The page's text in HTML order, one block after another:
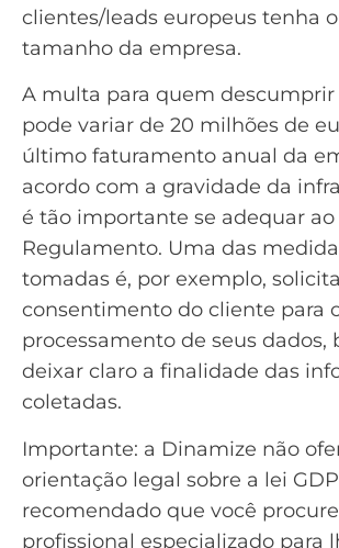
clientes/leads europeus tenha
tamanho da empresa.
A multa para quem descumprir
pode variar de 20 milhões de
último faturamento anual da
acordo com a gravidade da
é tão importante se adequar ao
Regulamento. Uma das
tomadas é, por exemplo,
consentimento do cliente para
processamento de seus dados,
deixar claro a finalidade das
coletadas.
Importante: a Dinamize não
orientação legal sobre a lei
recomendado que você
profissional especializado para